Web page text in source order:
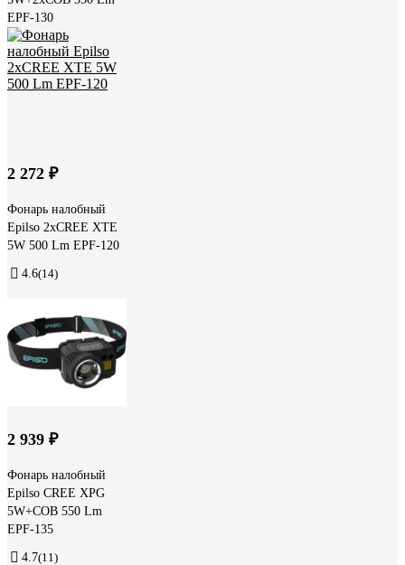
EPF-130
2 272 ₽
Фонарь налобный
Epilso 2xCREE XTE
5W 500 Lm EPF-120
4.6(14)
2 939 ₽
Фонарь налобный
Epilso CREE XPG
5W+COB 550 Lm
EPF-135
4.7(11)